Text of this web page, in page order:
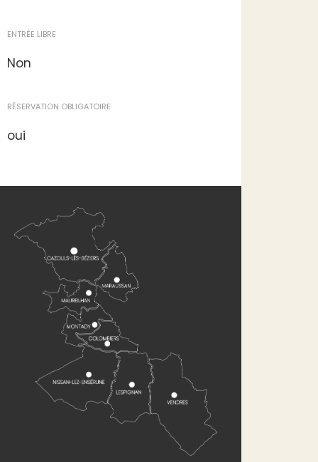
ENTRÉE LIBRE
Non
RÉSERVATION OBLIGATOIRE
oui